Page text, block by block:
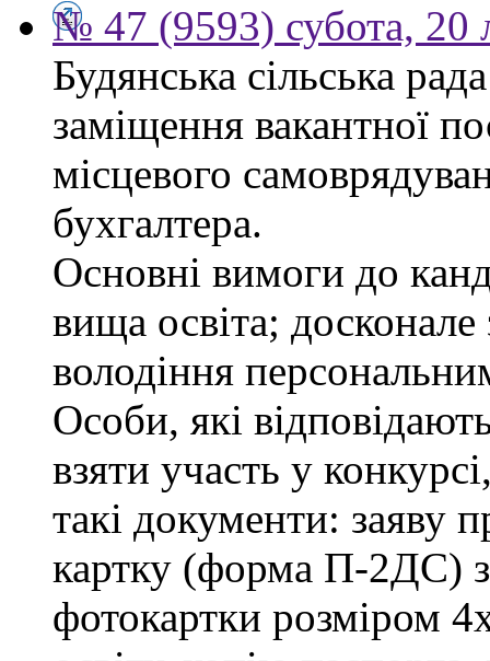
№ 47 (9593) субота, 20
Будянська сільська
заміщення вакантної
місцевого
бухгалтера.
Основні вимоги до
вища освіта;
володіння
Особи, які
взяти участь у
такі документи: заяву
картку (форма П-2ДС) з
фотокартки розміром